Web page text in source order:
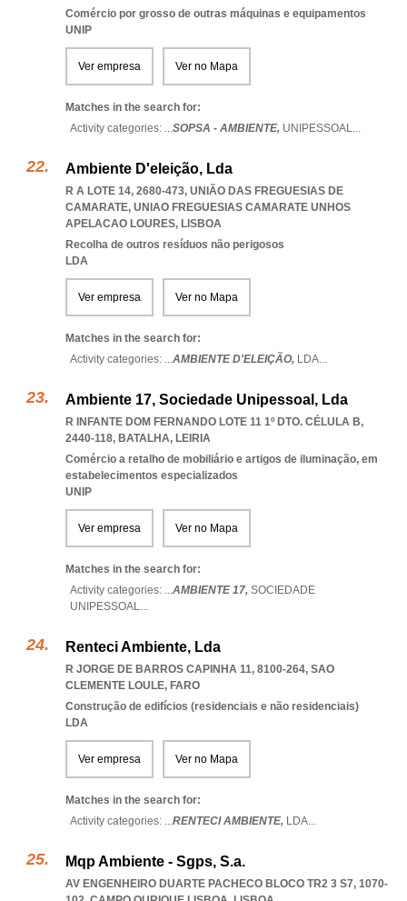
Comércio por grosso de outras máquinas e equipamentos
UNIP
Ver empresa Ver no Mapa
Matches in the search for:
Activity categories: ...SOPSA - AMBIENTE, UNIPESSOAL...
Ambiente D'eleição, Lda
R A LOTE 14, 2680-473, UNIÃO DAS FREGUESIAS DE
CAMARATE, UNIAO FREGUESIAS CAMARATE UNHOS
APELACAO LOURES, LISBOA
Recolha de outros resíduos não perigosos
LDA
Ver empresa Ver no Mapa
Matches in the search for:
Activity categories: ...AMBIENTE D'ELEIÇÃO, LDA...
Ambiente 17, Sociedade Unipessoal, Lda
R INFANTE DOM FERNANDO LOTE 11 1º DTO. CÉLULA B,
2440-118, BATALHA, LEIRIA
Comércio a retalho de mobiliário e artigos de iluminação, em
estabelecimentos especializados
UNIP
Ver empresa Ver no Mapa
Matches in the search for:
Activity categories: ...AMBIENTE 17, SOCIEDADE
UNIPESSOAL...
Renteci Ambiente, Lda
R JORGE DE BARROS CAPINHA 11, 8100-264, SAO
CLEMENTE LOULE, FARO
Construção de edifícios (residenciais e não residenciais)
LDA
Ver empresa Ver no Mapa
Matches in the search for:
Activity categories: ...RENTECI AMBIENTE, LDA...
Mqp Ambiente - Sgps, S.a.
AV ENGENHEIRO DUARTE PACHECO BLOCO TR2 3 S7, 1070-